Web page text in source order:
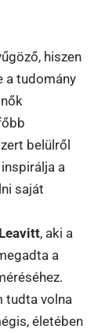
hiszen
a tudomány
belülről
a
saját
, aki a
a
tudta volna
életében